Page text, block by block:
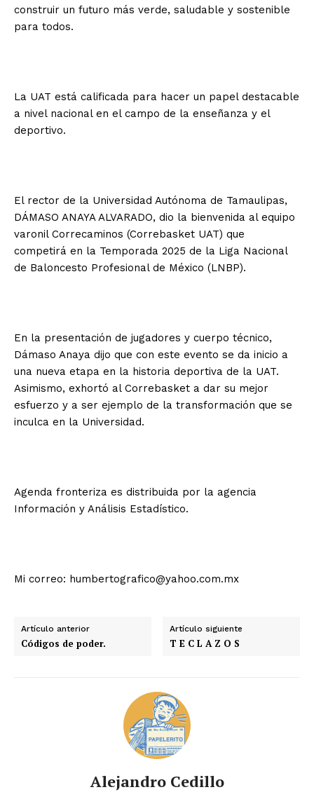
construir un futuro más verde, saludable y sostenible
para todos.
La UAT está calificada para hacer un papel destacable
a nivel nacional en el campo de la enseñanza y el
deportivo.
El rector de la Universidad Autónoma de Tamaulipas,
DÁMASO ANAYA ALVARADO, dio la bienvenida al equipo
varonil Correcaminos (Correbasket UAT) que
competirá en la Temporada 2025 de la Liga Nacional
de Baloncesto Profesional de México (LNBP).
En la presentación de jugadores y cuerpo técnico,
Dámaso Anaya dijo que con este evento se da inicio a
una nueva etapa en la historia deportiva de la UAT.
Asimismo, exhortó al Correbasket a dar su mejor
esfuerzo y a ser ejemplo de la transformación que se
inculca en la Universidad.
Agenda fronteriza es distribuida por la agencia
Información y Análisis Estadístico.
Mi correo: humbertografico@yahoo.com.mx
Artículo anterior
Códigos de poder.
Artículo siguiente
T E C L A Z O S
Alejandro Cedillo